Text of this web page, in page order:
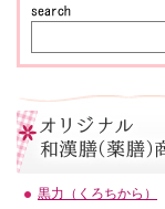
黒力（くろちから）